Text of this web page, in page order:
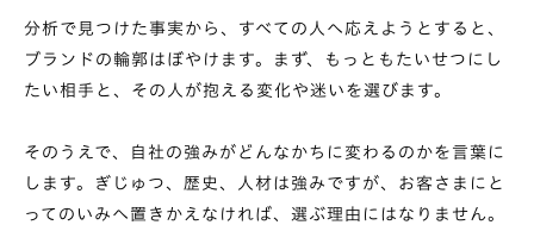
分析で見つけた事実から、すべての人へ応えようとすると、
ブランドの輪郭はぼやけます。まず、もっともたいせつにし
たい相手と、その人が抱える変化や迷いを選びます。
そのうえで、自社の強みがどんなかちに変わるのかを言葉に
します。ぎじゅつ、歴史、人材は強みですが、お客さまにと
ってのいみへ置きかえなければ、選ぶ理由にはなりません。